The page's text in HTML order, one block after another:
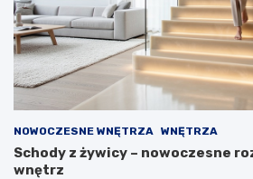
ą
c
y
c
h
NOWOCZESNE WNĘTRZA WNĘTRZA
Schody z żywicy – nowoczesne
wnętrz